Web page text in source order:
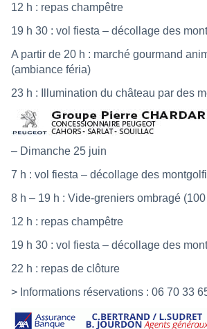
12 h : repas champêtre
19 h 30 : vol fiesta – décollage des
A partir de 20 h : marché gourmand
(ambiance féria)
23 h : Illumination du château par des
– Dimanche 25 juin
7 h : vol fiesta – décollage des
8 h – 19 h : Vide-greniers ombragé
12 h : repas champêtre
19 h 30 : vol fiesta – décollage des
22 h : repas de clôture
> Informations réservations : 06 70 33